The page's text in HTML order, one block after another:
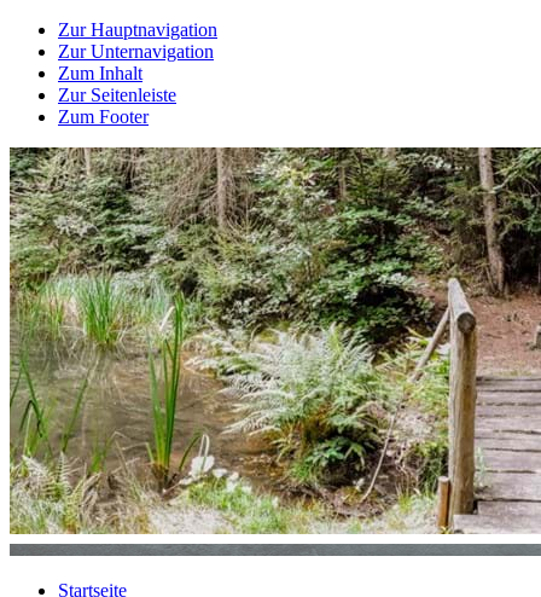
Zur Hauptnavigation
Zur Unternavigation
Zum Inhalt
Zur Seitenleiste
Zum Footer
Startseite